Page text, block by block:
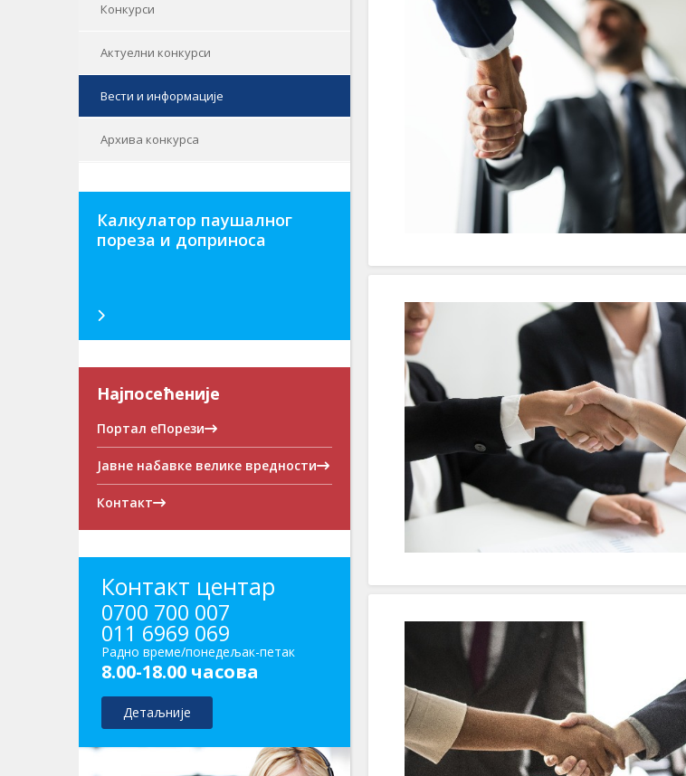
Конкурси
Актуелни конкурси
Вести и информације
Архива конкурса
Калкулатор паушалног
пореза и доприноса
Најпосећеније
Портал еПорези
Јавне набавке велике вредности
Контакт
Контакт центар
0700 700 007
011 6969 069
Радно време/понедељак-петак
8.00-18.00 часова
Детаљније